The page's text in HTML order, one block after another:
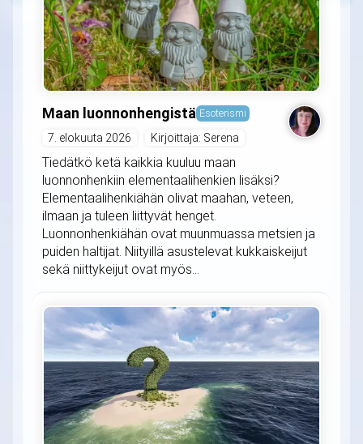
Maan luonnonhengistä Esoterismi
7. elokuuta 2026 Kirjoittaja: Serena
Tiedätkö ketä kaikkia kuuluu maan
luonnonhenkiin elementaalihenkien lisäksi?
Elementaalihenkiähän olivat maahan, veteen,
ilmaan ja tuleen liittyvät henget.
Luonnonhenkiähän ovat muunmuassa metsien ja
puiden haltijat. Niityillä asustelevat kukkaiskeijut
sekä niittykeijut ovat myös...